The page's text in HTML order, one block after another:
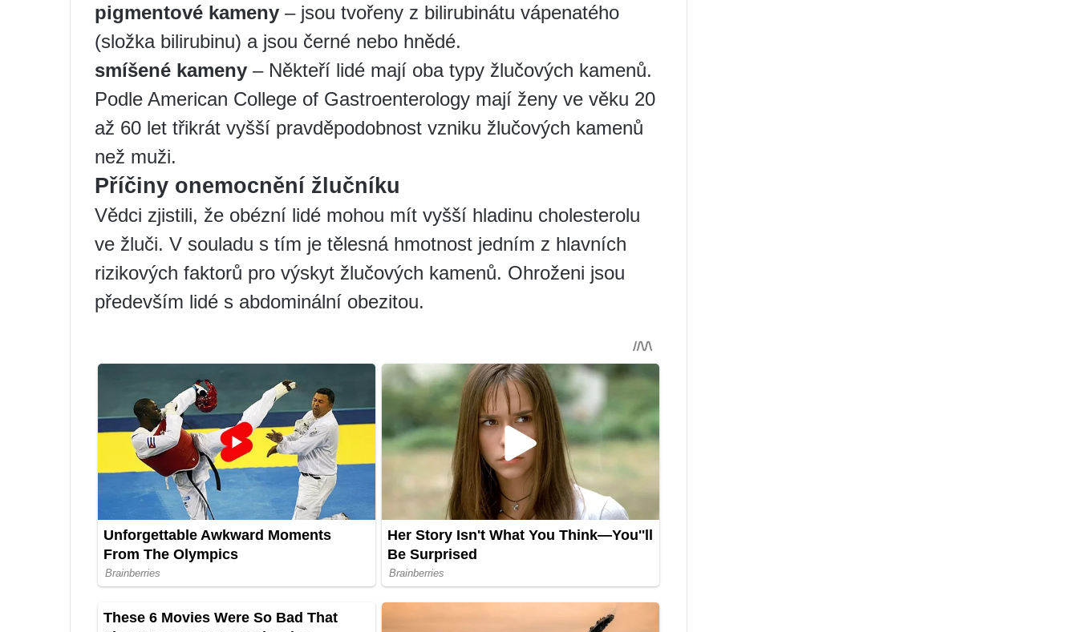
pigmentové kameny – jsou tvořeny z bilirubinátu vápenatého
(složka bilirubinu) a jsou černé nebo hnědé.
smíšené kameny – Někteří lidé mají oba typy žlučových kamenů.
Podle American College of Gastroenterology mají ženy ve věku 20
až 60 let třikrát vyšší pravděpodobnost vzniku žlučových kamenů
než muži.
Příčiny onemocnění žlučníku
Vědci zjistili, že obézní lidé mohou mít vyšší hladinu cholesterolu
ve žluči. V souladu s tím je tělesná hmotnost jedním z hlavních
rizikových faktorů pro výskyt žlučových kamenů. Ohroženi jsou
především lidé s abdominální obezitou.